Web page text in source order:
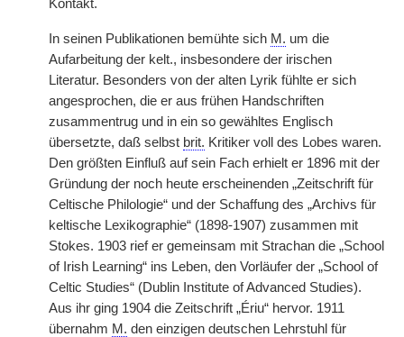
Kontakt.
In seinen Publikationen bemühte sich M. um die
Aufarbeitung der kelt., insbesondere der irischen
Literatur. Besonders von der alten Lyrik fühlte er sich
angesprochen, die er aus frühen Handschriften
zusammentrug und in ein so gewähltes Englisch
übersetzte, daß selbst brit. Kritiker voll des Lobes waren.
Den größten Einfluß auf sein Fach erhielt er 1896 mit der
Gründung der noch heute erscheinenden „Zeitschrift für
Celtische Philologie“ und der Schaffung des „Archivs für
keltische Lexikographie“ (1898-1907) zusammen mit
Stokes. 1903 rief er gemeinsam mit Strachan die „School
of Irish Learning“ ins Leben, den Vorläufer der „School of
Celtic Studies“ (Dublin Institute of Advanced Studies).
Aus ihr ging 1904 die Zeitschrift „Ériu“ hervor. 1911
übernahm M. den einzigen deutschen Lehrstuhl für